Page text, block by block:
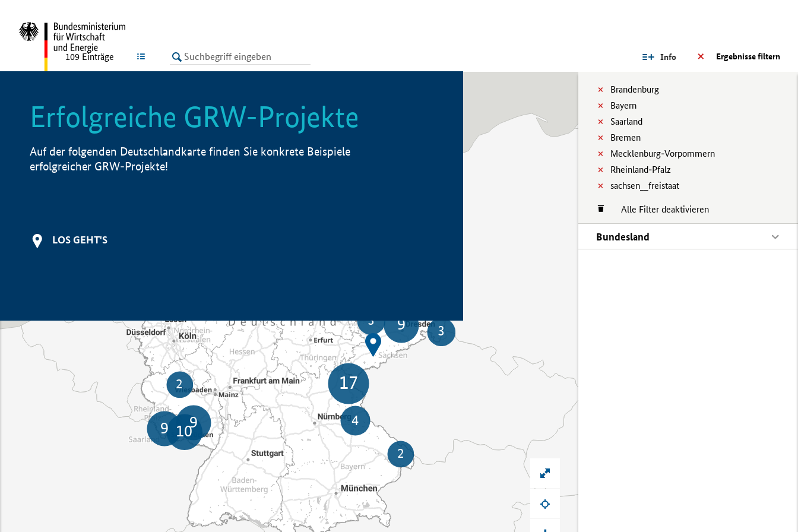
LISTE Ergebnisse filtern
Info
Brandenburg
Bayern
Saarland
Bremen
Mecklenburg-Vorpommern
Rheinland-Pfalz
sachsen__freistaat
Alle Filter deaktivieren
Bundesland
109 Einträge
Erfolgreiche GRW-Projekte
Auf der folgenden Deutschlandkarte finden Sie konkrete Beispiele
erfolgreicher GRW-Projekte!
LOS GEHT'S